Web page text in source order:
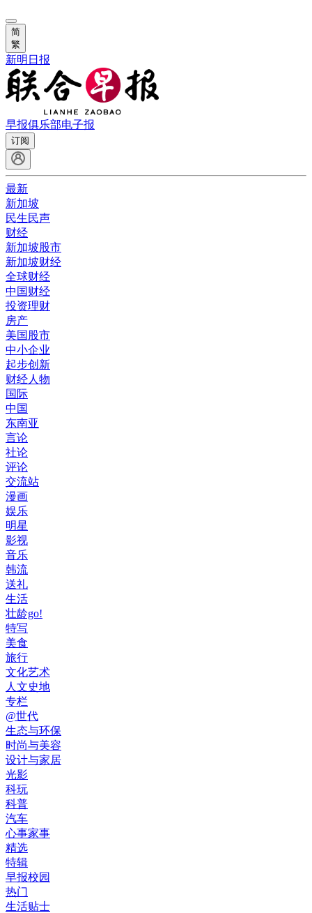
简
繁
新明日报
早报俱乐部电子报
订阅
最新
新加坡
民生民声
财经
新加坡股市
新加坡财经
全球财经
中国财经
投资理财
房产
美国股市
中小企业
起步创新
财经人物
国际
中国
东南亚
言论
社论
评论
交流站
漫画
娱乐
明星
影视
音乐
韩流
送礼
生活
壮龄go!
特写
美食
旅行
文化艺术
人文史地
专栏
@世代
生态与环保
时尚与美容
设计与家居
光影
科玩
科普
汽车
心事家事
精选
特辑
早报校园
热门
生活贴士